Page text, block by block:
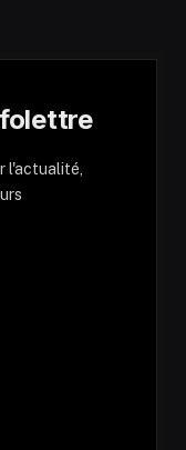
l'actualité,